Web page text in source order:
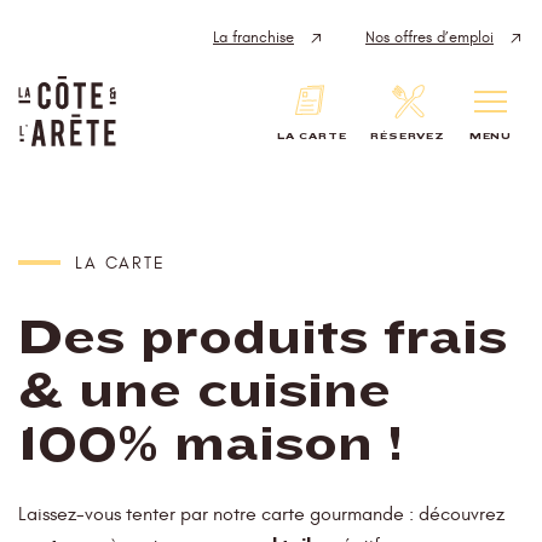
La franchise Nos offres d’emploi
LA CARTE RÉSERVEZ MENU
LA CARTE
Des produits frais
& une cuisine
100% maison !
Laissez-vous tenter par notre carte gourmande : découvrez